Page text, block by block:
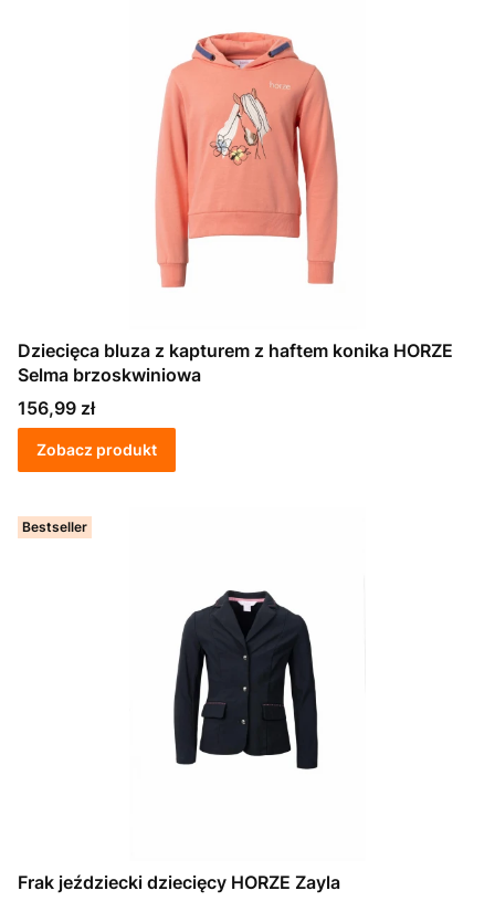
Dziecięca bluza z kapturem z haftem konika HORZE
Selma brzoskwiniowa
Cena
156,99 zł
Zobacz produkt
Bestseller
Frak jeździecki dziecięcy HORZE Zayla